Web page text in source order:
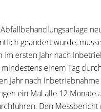
geändert wurde,
im ersten Jahr nach
einem Tag
Jahr nach Inbetriebnahme
ein Mal alle 12 Monate
Den Messbericht